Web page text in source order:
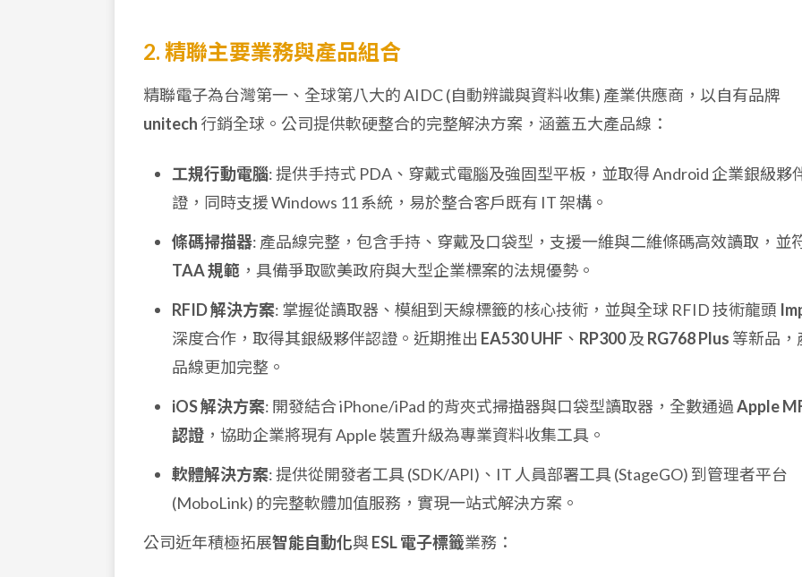
2. 精聯主要業務與產品組合
精聯電子為台灣第一、全球第八大的 AIDC (自動辨識與資料收集) 產業供應商，以自有品牌
unitech 行銷全球。公司提供軟硬整合的完整解決方案，涵蓋五大產品線：
工規行動電腦: 提供手持式 PDA、穿戴式電腦及強固型平板，並取得 Android 企業銀級夥
證，同時支援 Windows 11 系統，易於整合客戶既有 IT 架構。
條碼掃描器: 產品線完整，包含手持、穿戴及口袋型，支援一維與二維條碼高效讀取，並
TAA 規範 ，具備爭取歐美政府與大型企業標案的法規優勢。
RFID 解決方案: 掌握從讀取器、模組到天線標籤的核心技術，並與全球 RFID 技術龍頭
深度合作，取得其銀級夥伴認證。近期推出 EA530 UHF 、 RP300及 RG768 Plus 等新品，
品線更加完整。
iOS 解決方案: 開發結合 iPhone/iPad 的背夾式掃描器與口袋型讀取器，全數通過Apple
認證 ，協助企業將現有 Apple 裝置升級為專業資料收集工具。
軟體解決方案: 提供從開發者工具 (SDK/API)、IT 人員部署工具 (StageGO) 到管理者平台
(MoboLink) 的完整軟體加值服務，實現一站式解決方案。
公司近年積極拓展智能自動化與ESL 電子標籤業務：